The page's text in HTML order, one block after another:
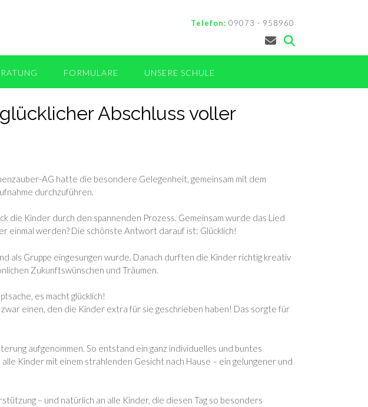
Telefon: 09073 - 958960
FORMULARE UNSERE SCHULE
Abschluss voller
AG hatte die besondere Gelegenheit, gemeinsam mit dem
durchzuführen.
Kinder durch den spannenden Prozess. Gemeinsam wurde das Lied
einmal werden? Die schönste Antwort darauf ist: Glücklich!
als Gruppe eingesungen wurde. Danach durften die Kinder richtig kreativ
Zukunftswünschen und Träumen.
es macht glücklich!
einen, den die Kinder extra für sie geschrieben haben! Das sorgte für
aufgenommen. So entstand ein ganz individuelles und buntes
Kinder mit einem strahlenden Gesicht nach Hause – ein gelungener und
– und natürlich an alle Kinder, die diesen Tag so besonders